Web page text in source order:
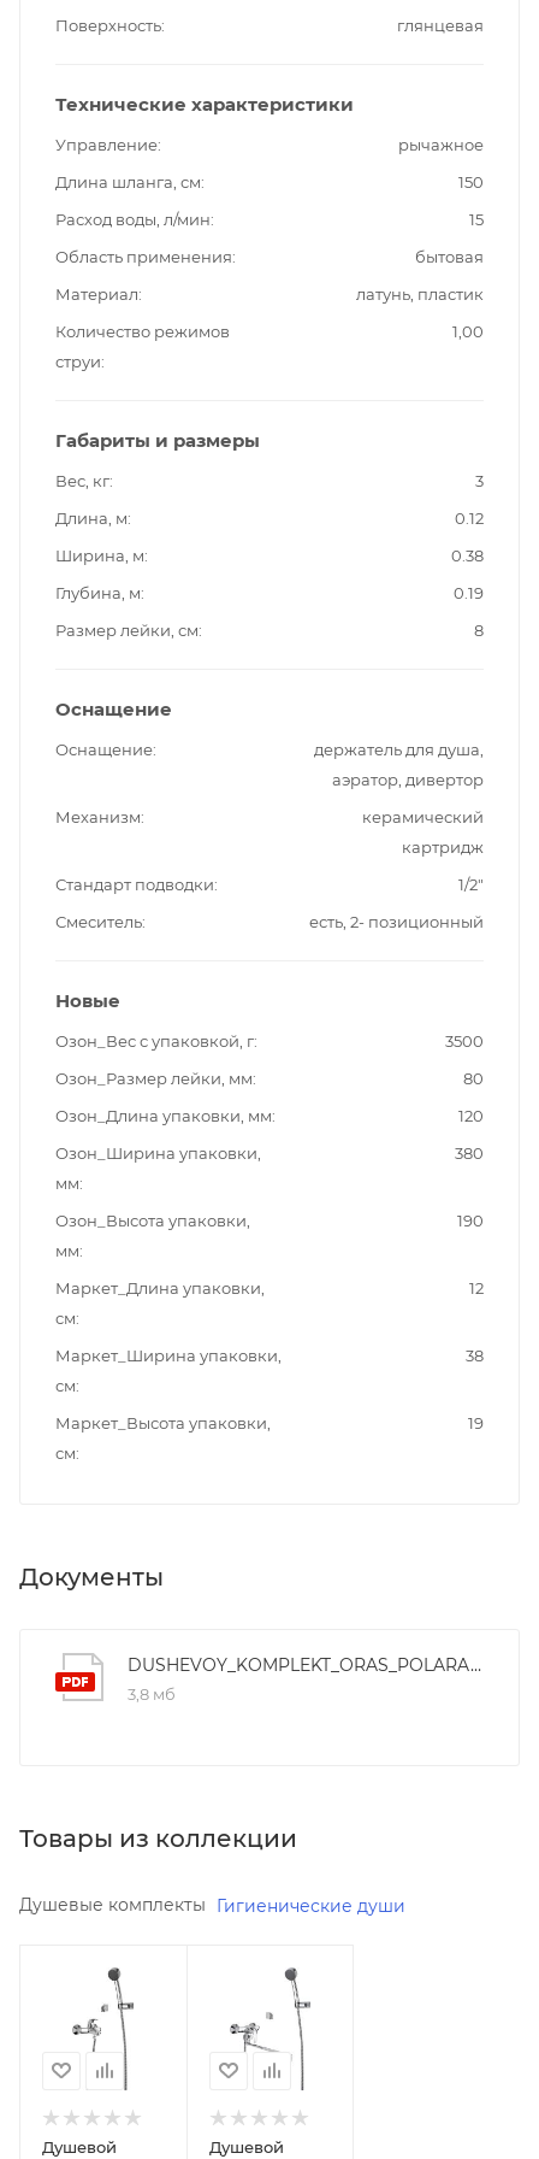
Поверхность глянцевая
Технические характеристики
Управление
рычажное
Длина шланга, см
150
Расход воды, л/мин
15
Область применения
бытовая
Материал
латунь, пластик
Количество режимов
струи
1,00
Габариты и размеры
Вес, кг
3
Длина, м
0.12
Ширина, м
0.38
Глубина, м
0.19
Размер лейки, см
8
Оснащение
Оснащение
держатель для душа,
аэратор, дивертор
Механизм
керамический
картридж
Стандарт подводки
1/2"
Смеситель
есть, 2- позиционный
Новые
Озон_Вес с упаковкой, г
3500
Озон_Размер лейки, мм
80
Озон_Длина упаковки, мм
120
Озон_Ширина упаковки,
мм
380
Озон_Высота упаковки,
мм
190
Маркет_Длина упаковки,
см
12
Маркет_Ширина упаковки,
см
38
Маркет_Высота упаковки,
см
19
Документы
DUSHEVOY_KOMPLEKT_ORAS_POLARA_1447Y
3,8 мб
Товары из коллекции
Душевые комплекты Гигиенические души
Минимальная
10082.18
Реквизиты
Товар,
00-
Душевой
Минимальная
27944.16
Реквизиты
Товар,
00-
Душевой